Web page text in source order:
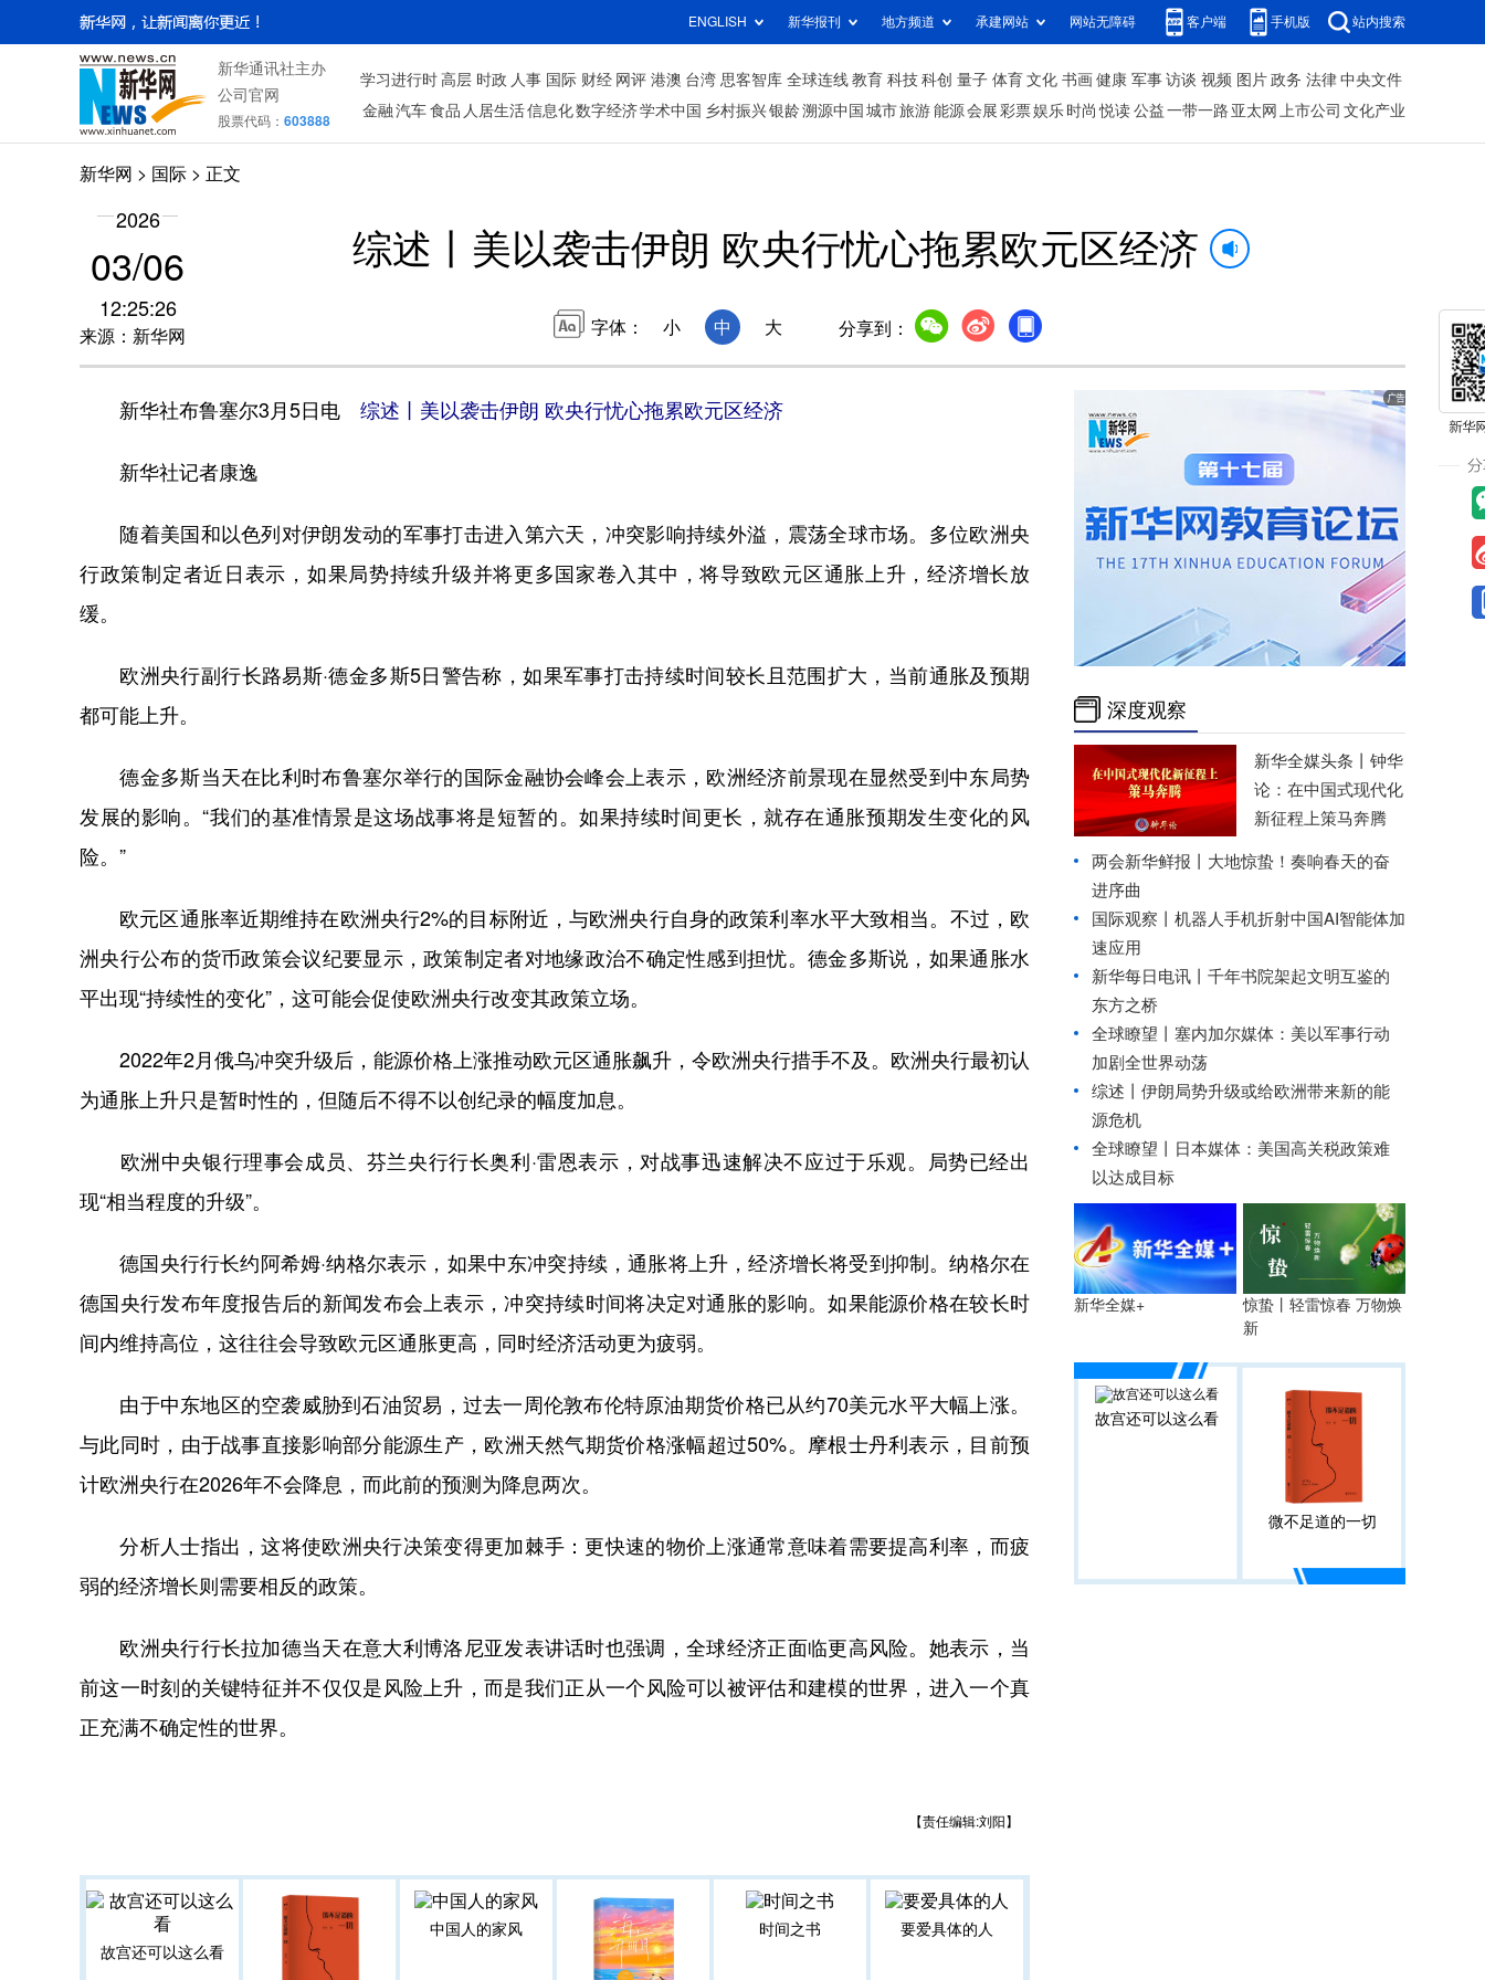
ENGLISH 新华报刊 地方频道 承建网站 网站无障碍 客户端 手机版 站内搜索
新华通讯社主办
公司官网
股票代码： 603888
学习进行时 高层 时政 人事 国际 财经 网评 港澳 台湾 思客智库 全球连线 教育 科技 科创 量子 体育 文化 书画 健康 军事 访谈 视频 图片 政务 法律 中央文件
金融 汽车 食品 人居生活信息化数字经济学术中国 乡村振兴银龄溯源中国 城市旅游 能源 会展 彩票娱乐 时尚 悦读 公益 一带一路 亚太网 上市公司 文化产业
新华网 > 国际 > 正文
2026
03/06
12:25:26
来源：新华网
综述丨美以袭击伊朗 欧央行忧心拖累欧元区经济
字体： 小 中 大 分享到：
新华社布鲁塞尔3月5日电 综述丨美以袭击伊朗 欧央行忧心拖累欧元区经济
新华社记者康逸
随着美国和以色列对伊朗发动的军事打击进入第六天，冲突影响持续外溢，震荡全球市场。多位欧洲央
行政策制定者近日表示，如果局势持续升级并将更多国家卷入其中，将导致欧元区通胀上升，经济增长放
缓。
欧洲央行副行长路易斯·德金多斯5日警告称，如果军事打击持续时间较长且范围扩大，当前通胀及预期
都可能上升。
德金多斯当天在比利时布鲁塞尔举行的国际金融协会峰会上表示，欧洲经济前景现在显然受到中东局势
发展的影响。“我们的基准情景是这场战事将是短暂的。如果持续时间更长，就存在通胀预期发生变化的风
险。”
欧元区通胀率近期维持在欧洲央行2%的目标附近，与欧洲央行自身的政策利率水平大致相当。不过，欧
洲央行公布的货币政策会议纪要显示，政策制定者对地缘政治不确定性感到担忧。德金多斯说，如果通胀水
平出现“持续性的变化”，这可能会促使欧洲央行改变其政策立场。
2022年2月俄乌冲突升级后，能源价格上涨推动欧元区通胀飙升，令欧洲央行措手不及。欧洲央行最初认
为通胀上升只是暂时性的，但随后不得不以创纪录的幅度加息。
欧洲中央银行理事会成员、芬兰央行行长奥利·雷恩表示，对战事迅速解决不应过于乐观。局势已经出
现“相当程度的升级”。
德国央行行长约阿希姆·纳格尔表示，如果中东冲突持续，通胀将上升，经济增长将受到抑制。纳格尔在
德国央行发布年度报告后的新闻发布会上表示，冲突持续时间将决定对通胀的影响。如果能源价格在较长时
间内维持高位，这往往会导致欧元区通胀更高，同时经济活动更为疲弱。
由于中东地区的空袭威胁到石油贸易，过去一周伦敦布伦特原油期货价格已从约70美元水平大幅上涨。
与此同时，由于战事直接影响部分能源生产，欧洲天然气期货价格涨幅超过50%。摩根士丹利表示，目前预
计欧洲央行在2026年不会降息，而此前的预测为降息两次。
分析人士指出，这将使欧洲央行决策变得更加棘手：更快速的物价上涨通常意味着需要提高利率，而疲
弱的经济增长则需要相反的政策。
欧洲央行行长拉加德当天在意大利博洛尼亚发表讲话时也强调，全球经济正面临更高风险。她表示，当
前这一时刻的关键特征并不仅仅是风险上升，而是我们正从一个风险可以被评估和建模的世界，进入一个真
正充满不确定性的世界。
【责任编辑:刘阳】
故宫还可以这么看
中国人的家风 时间之书 要爱具体的人
深度观察
新华全媒头条丨 钟华
论：在中国式现代化
新征程上策马奔腾
两会新华鲜报丨大地惊蛰！奏响春天的奋
进序曲
国际观察丨 机器人手机折射中国AI智能体加
速应用
新华每日电讯丨 千年书院架起文明互鉴的
东方之桥
全球瞭望丨塞内加尔媒体：美以军事行动
加剧全世界动荡
综述丨伊朗局势升级或给欧洲带来新的能
源危机
全球瞭望丨日本媒体：美国高关税政策难
以达成目标
新华全媒+
惊蛰丨轻雷惊春 万物焕
新
故宫还可以这么看
微不足道的一切